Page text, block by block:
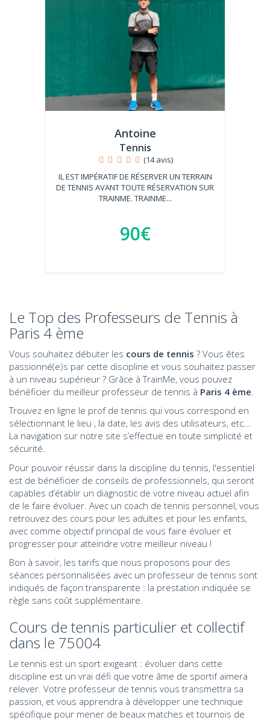
Antoine
Tennis
(14 avis)
IL EST IMPÉRATIF DE RÉSERVER UN TERRAIN
DE TENNIS AVANT TOUTE RÉSERVATION SUR
TRAINME. TRAINME...
90€
Le Top des Professeurs de Tennis à
Paris 4 ème
Vous souhaitez débuter les cours de tennis ? Vous êtes
passionné(e)s par cette discipline et vous souhaitez passer
à un niveau supérieur ? Grâce à TrainMe, vous pouvez
bénéficier du meilleur professeur de tennis à Paris 4 ème
Trouvez en ligne le prof de tennis qui vous correspond en
sélectionnant le lieu , la date, les avis des utilisateurs, etc...
La navigation sur notre site s’effectue en toute simplicité et
sécurité.
Pour pouvoir réussir dans la discipline du tennis, l'essentiel
est de bénéficier de conseils de professionnels, qui seront
capables d’établir un diagnostic de votre niveau actuel afin
de le faire évoluer. Avec un coach de tennis personnel, vous
retrouvez des cours pour les adultes et pour les enfants,
avec comme objectif principal de vous faire évoluer et
progresser pour atteindre votre meilleur niveau !
Bon à savoir, les tarifs que nous proposons pour des
séances personnalisées avec un professeur de tennis sont
indiqués de façon transparente : la prestation indiquée se
règle sans coût supplémentaire.
Cours de tennis particulier et collectif
dans le 75004
Le tennis est un sport exigeant : évoluer dans cette
discipline est un vrai défi que votre âme de sportif aimera
relever. Votre professeur de tennis vous transmettra sa
passion, et vous apprendra à développer une technique
spécifique pour mener de beaux matches et tournois de